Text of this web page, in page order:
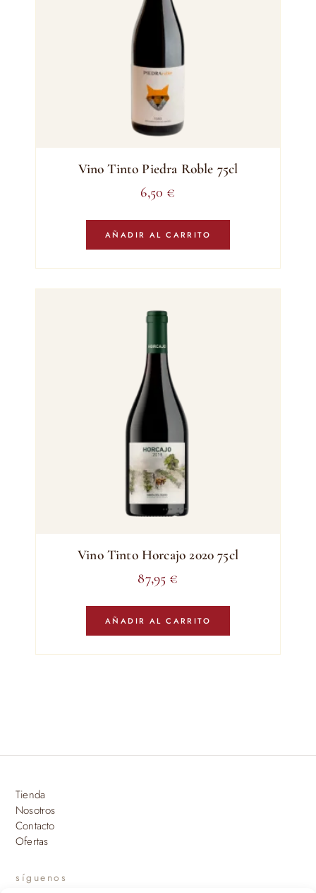
Vino Tinto Piedra Roble 75cl
6,50 €
AÑADIR AL CARRITO
Vino Tinto Horcajo 2020 75cl
87,95 €
AÑADIR AL CARRITO
Tienda
Nosotros
Contacto
Ofertas
síguenos